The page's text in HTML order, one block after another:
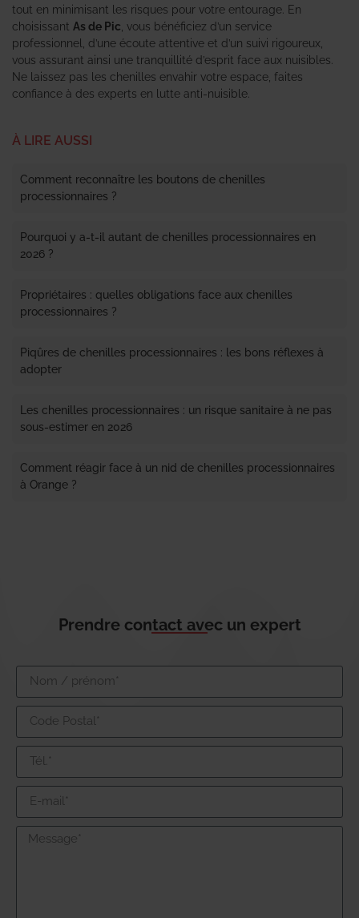
tout en minimisant les risques pour votre entourage. En
choisissant As de Pic , vous bénéficiez d’un service
professionnel, d’une écoute attentive et d’un suivi rigoureux,
vous assurant ainsi une tranquillité d’esprit face aux nuisibles.
Ne laissez pas les chenilles envahir votre espace, faites
confiance à des experts en lutte anti-nuisible.
À LIRE AUSSI
Comment reconnaître les boutons de chenilles
processionnaires ?
Pourquoi y a-t-il autant de chenilles processionnaires en
2026 ?
Propriétaires : quelles obligations face aux chenilles
processionnaires ?
Piqûres de chenilles processionnaires : les bons réflexes à
adopter
Les chenilles processionnaires : un risque sanitaire à ne pas
sous-estimer en 2026
Comment réagir face à un nid de chenilles processionnaires
à Orange ?
Prendre contact avec un expert